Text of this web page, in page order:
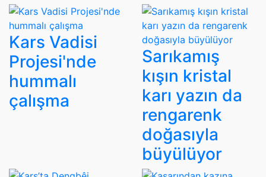
Kars Vadisi
Projesi'nde
hummalı
çalışma
Sarıkamış
kışın kristal
karı yazın da
rengarenk
doğasıyla
büyülüyor